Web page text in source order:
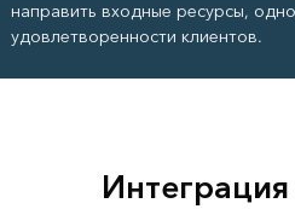
направить входные ресурсы,
удовлетворенности клиентов.